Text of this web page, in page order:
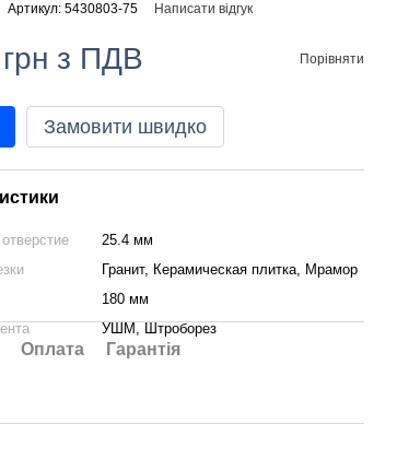
Артикул: 5430803-75 Написати відгук
з ПДВ Порівняти
Замовити швидко
25.4 мм
Гранит, Керамическая плитка, Мрамор
180 мм
УШМ, Штроборез
Оплата Гарантія